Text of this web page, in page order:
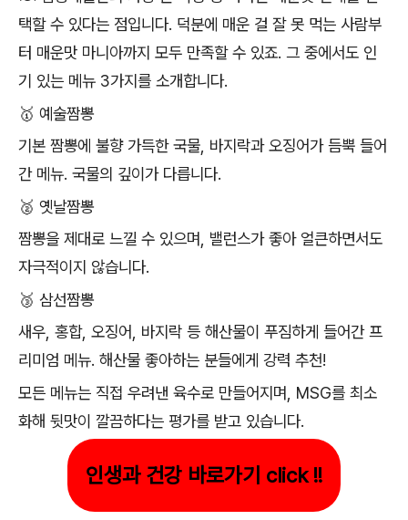
택할 수 있다는 점입니다. 덕분에 매운 걸 잘 못 먹는 사람부
터 매운맛 마니아까지 모두 만족할 수 있죠. 그 중에서도 인
기 있는 메뉴 3가지를 소개합니다.
🥇 예술짬뽕
기본 짬뽕에 불향 가득한 국물, 바지락과 오징어가 듬뿍 들어
간 메뉴. 국물의 깊이가 다릅니다.
🥈 옛날짬뽕
짬뽕을 제대로 느낄 수 있으며, 밸런스가 좋아 얼큰하면서도
자극적이지 않습니다.
🥉 삼선짬뽕
새우, 홍합, 오징어, 바지락 등 해산물이 푸짐하게 들어간 프
리미엄 메뉴. 해산물 좋아하는 분들에게 강력 추천!
모든 메뉴는 직접 우려낸 육수로 만들어지며, MSG를 최소
화해 뒷맛이 깔끔하다는 평가를 받고 있습니다.
인생과 건강 바로가기 click !!